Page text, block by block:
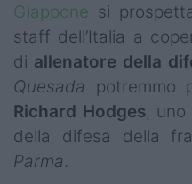
Rugby World Cup
Super Rugby
Rugby in TV
Mercato
Serie A Elite
Giappone si
staff dell’Italia a
di allenatore della
Quesada potremmo
Richard Hodges, uno
della difesa della
Parma.